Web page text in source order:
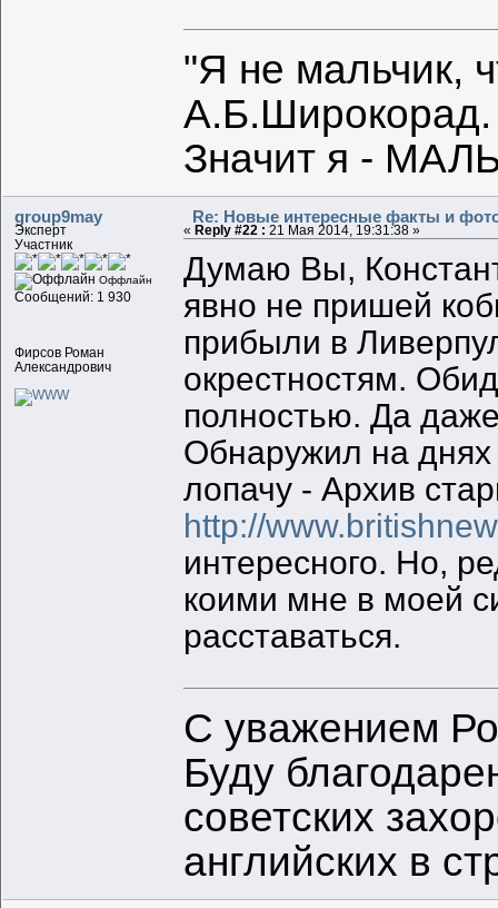
"Я не мальчик,
А.Б.Широкорад.
Значит я -
group9may
Эксперт
Участник
Оффлайн
Сообщений: 1 930
Фирсов Роман
Александрович
Re: Новые интересные факты и
«Reply #22 : 21 Мая 2014, 19:31:38 »
Думаю Вы,
явно не пришей
прибыли в
окрестностям.
полностью. Да
Обнаружил на днях
лопачу - Архив
http://
интересного. Но,
коими мне в моей
расставаться.
С уважением
Буду
советских
английских в